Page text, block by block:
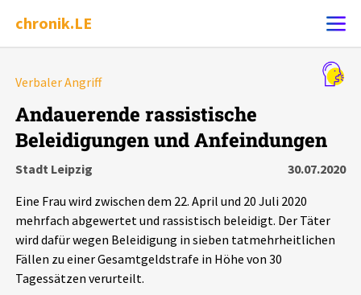
chronik.LE
Chronik
Leipziger Zustände
Schlaglichter
Verbaler Angriff
Andauerende rassistische
Beleidigungen und Anfeindungen
Stadt Leipzig
30.07.2020
Eine Frau wird zwischen dem 22. April und 20 Juli 2020
mehrfach abgewertet und rassistisch beleidigt. Der Täter
wird dafür wegen Beleidigung in sieben tatmehrheitlichen
Fällen zu einer Gesamtgeldstrafe in Höhe von 30
Tagessätzen verurteilt.
Alle Ereignisse
Ereignisse
Ereignisse Statistik